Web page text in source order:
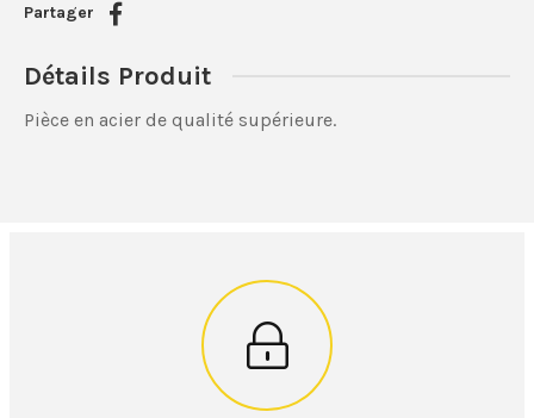
Partager
Détails Produit
Pièce en acier de qualité supérieure.